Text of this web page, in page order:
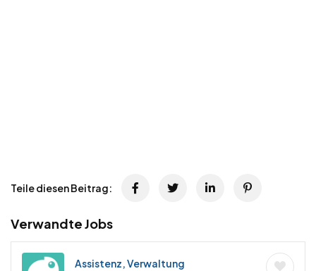
Teile diesen Beitrag:
Verwandte Jobs
Assistenz, Verwaltung